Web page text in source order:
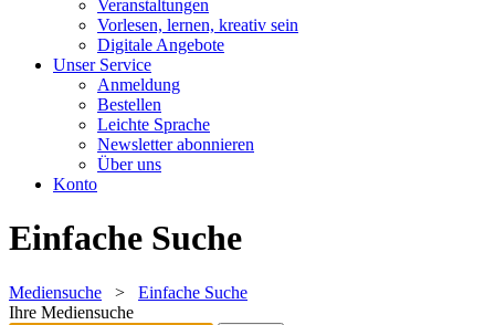
Veranstaltungen
Vorlesen, lernen, kreativ sein
Digitale Angebote
Unser Service
Anmeldung
Bestellen
Leichte Sprache
Newsletter abonnieren
Über uns
Konto
Einfache Suche
Mediensuche > Einfache Suche
Ihre Mediensuche